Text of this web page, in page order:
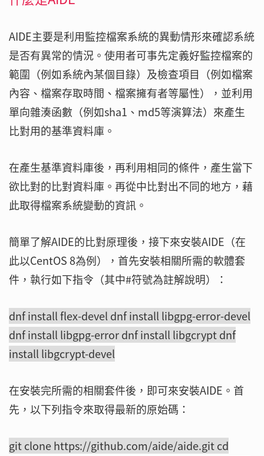
AIDE主要是利用監控檔案系統的異動情形來確認系統
是否有異常的情況。使用者可事先定義好監控檔案的
範圍（例如系統內某個目錄）及檢查項目（例如檔案
內容、檔案存取時間、檔案擁有者等屬性），並利用
單向雜湊函數（例如sha1、md5等演算法）來產生
比對用的基準資料庫。
在產生基準資料庫後，再利用相同的條件，產生當下
欲比對的比對資料庫。再從中比對出不同的地方，藉
此取得檔案系統變動的資訊。
簡單了解AIDE的比對原理後，接下來安裝AIDE（在
此以CentOS 8為例），首先安裝相關所需的軟體套
件，執行如下指令（其中#符號為註解說明）：
dnf install flex-devel dnf install libgpg-error-devel
dnf install libgpg-error dnf install libgcrypt dnf
install libgcrypt-devel
在安裝完所需的相關套件後，即可來安裝AIDE。首
先，以下列指令來取得最新的原始碼：
git clone https://github.com/aide/aide.git cd